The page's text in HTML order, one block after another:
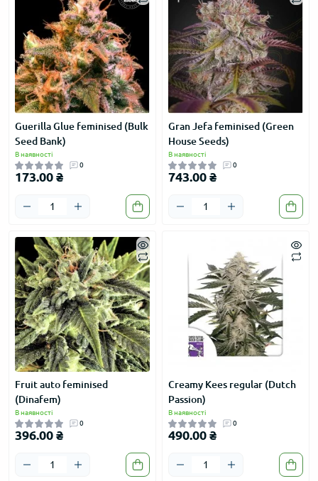
Guerilla Glue feminised (Bulk
Seed Bank)
В наявності
0
173.00 ₴
Gran Jefa feminised (Green
House Seeds)
В наявності
0
743.00 ₴
Fruit auto feminised
(Dinafem)
В наявності
0
396.00 ₴
Creamy Kees regular (Dutch
Passion)
В наявності
0
490.00 ₴